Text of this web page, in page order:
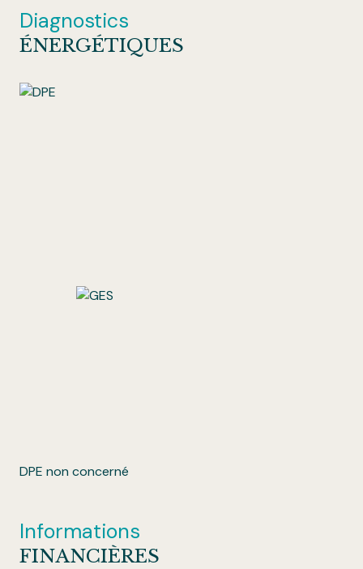
Diagnostics
ÉNERGÉTIQUES
DPE non concerné
Informations
FINANCIÈRES